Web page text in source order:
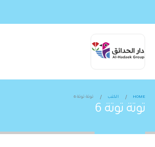
HOME الكتب توتة توتة 6
توتة توتة 6